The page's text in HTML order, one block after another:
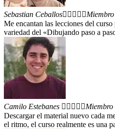
Sebastian Ceballos    
Me encantan las lecciones del
variedad del «Dibujando paso a
Camilo Estebanes     
Descargar el material nuevo cada
el ritmo, el curso realmente es una